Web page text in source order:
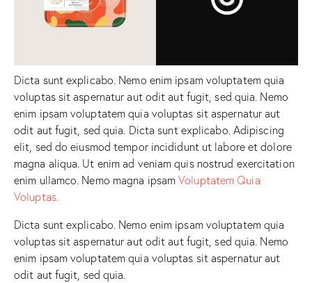
Dicta sunt explicabo. Nemo enim ipsam voluptatem quia
voluptas sit aspernatur aut odit aut fugit, sed quia. Nemo
enim ipsam voluptatem quia voluptas sit aspernatur aut
odit aut fugit, sed quia. Dicta sunt explicabo. Adipiscing
elit, sed do eiusmod tempor incididunt ut labore et dolore
magna aliqua. Ut enim ad veniam quis nostrud exercitation
enim ullamco. Nemo magna ipsamVoluptatem Quia
Voluptas.
Dicta sunt explicabo. Nemo enim ipsam voluptatem quia
voluptas sit aspernatur aut odit aut fugit, sed quia. Nemo
enim ipsam voluptatem quia voluptas sit aspernatur aut
odit aut fugit, sed quia.